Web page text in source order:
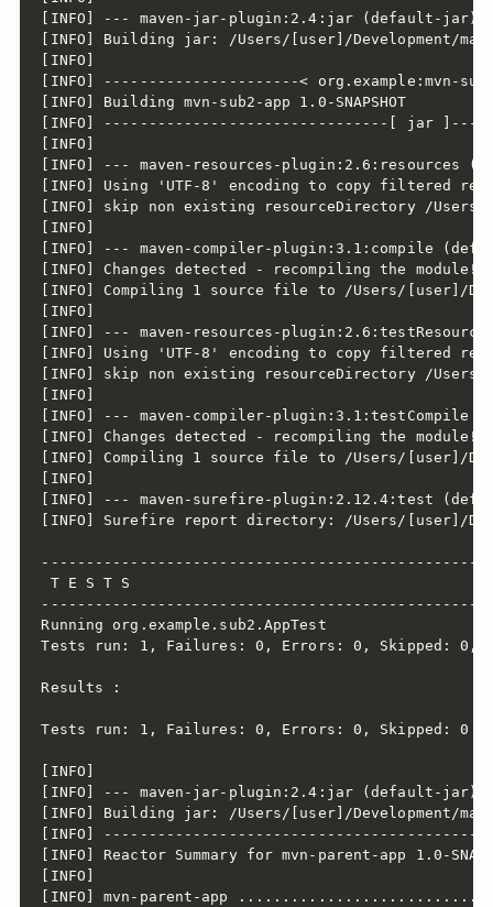
[INFO] --- maven-jar-plugin:2.4:jar (default-jar)
[INFO] Building jar: /Users/[user]/Development/
[INFO]
[INFO] ----------------------< org.example:mvn-
[INFO] Building mvn-sub2-app 1.0-
[INFO] --------------------------------[ jar
[INFO]
[INFO] --- maven-resources-plugin:2.6:resources
[INFO] Using 'UTF-8' encoding to copy filtered
[INFO] skip non existing resourceDirectory /Users/
[INFO]
[INFO] --- maven-compiler-plugin:3.1:compile
[INFO] Changes detected - recompiling the module!
[INFO] Compiling 1 source file to /Users/[user]/
[INFO]
[INFO] --- maven-resources-
[INFO] Using 'UTF-8' encoding to copy filtered
[INFO] skip non existing resourceDirectory /Users/
[INFO]
[INFO] --- maven-compiler-plugin:3.1:testCompile
[INFO] Changes detected - recompiling the module!
[INFO] Compiling 1 source file to /Users/[user]/
[INFO]
[INFO] --- maven-surefire-plugin:2.12.4:test
[INFO] Surefire report directory: /Users/[user]/
T E S T S
Running org.example.sub2.AppTest
Tests run: 1, Failures: 0, Errors: 0, Skipped: 0,
Results :
Tests run: 1, Failures: 0, Errors: 0, Skipped: 0
[INFO]
[INFO] --- maven-jar-plugin:2.4:jar (default-jar)
[INFO] Building jar: /Users/[user]/Development/
[INFO]
[INFO] Reactor Summary for mvn-parent-app 1.0-
[INFO]
[INFO] mvn-parent-app